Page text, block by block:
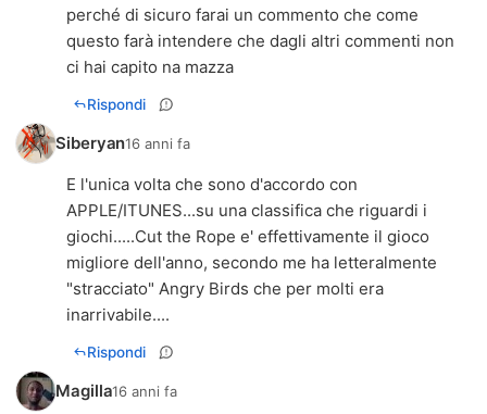
perché di sicuro farai un commento che come
questo farà intendere che dagli altri commenti non
ci hai capito na mazza
Rispondi
Siberyan16 anni fa
E l'unica volta che sono d'accordo con
APPLE/ITUNES...su una classifica che riguardi i
giochi.....Cut the Rope e' effettivamente il gioco
migliore dell'anno, secondo me ha letteralmente
"stracciato" Angry Birds che per molti era
inarrivabile....
Rispondi
Magilla16 anni fa